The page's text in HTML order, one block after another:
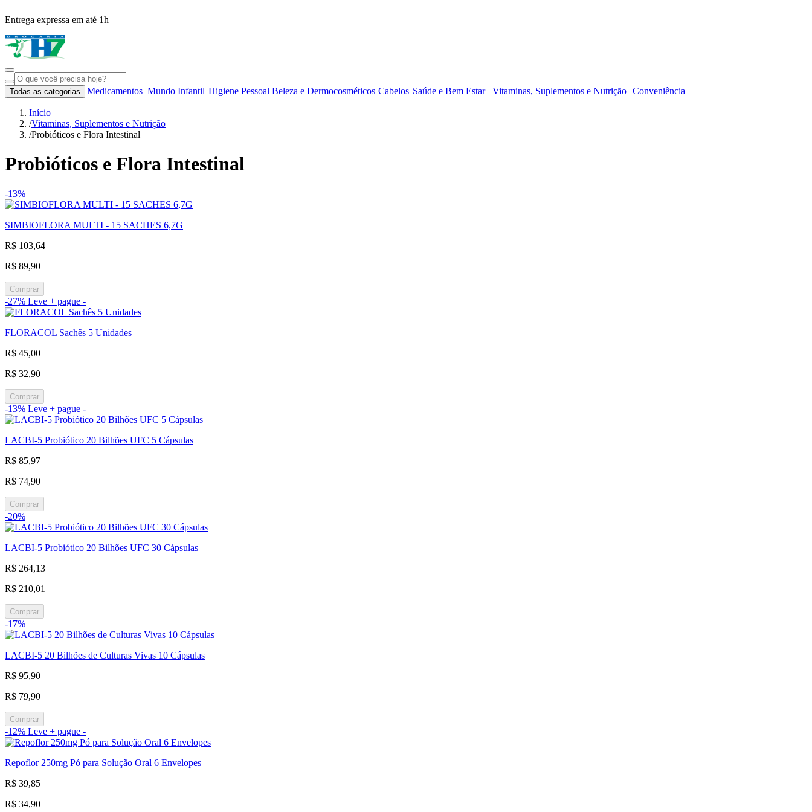
Entrega expressa em até 1h
Todas as categorias Medicamentos Mundo Infantil Higiene Pessoal Beleza e Dermocosméticos Cabelos Saúde e Bem Estar Vitaminas, Suplementos e Nutrição Conveniência
Início
/Vitaminas, Suplementos e Nutrição
/Probióticos e Flora Intestinal
Probióticos e Flora Intestinal
-13%
SIMBIOFLORA MULTI - 15 SACHES 6,7G
R$ 103,64
R$ 89,90
Comprar
-27% Leve + pague -
FLORACOL Sachês 5 Unidades
R$ 45,00
R$ 32,90
Comprar
-13% Leve + pague -
LACBI-5 Probiótico 20 Bilhões UFC 5 Cápsulas
R$ 85,97
R$ 74,90
Comprar
-20%
LACBI-5 Probiótico 20 Bilhões UFC 30 Cápsulas
R$ 264,13
R$ 210,01
Comprar
-17%
LACBI-5 20 Bilhões de Culturas Vivas 10 Cápsulas
R$ 95,90
R$ 79,90
Comprar
-12% Leve + pague -
Repoflor 250mg Pó para Solução Oral 6 Envelopes
R$ 39,85
R$ 34,90